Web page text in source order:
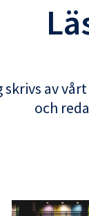
skrivs av
och